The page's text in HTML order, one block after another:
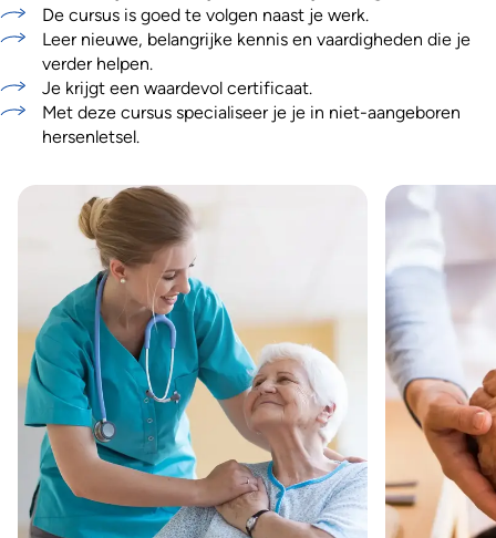
De cursus is goed te volgen naast je werk.
Leer nieuwe, belangrijke kennis en vaardigheden die je
verder helpen.
Je krijgt een waardevol certificaat.
Met deze cursus specialiseer je je in niet-aangeboren
hersenletsel.